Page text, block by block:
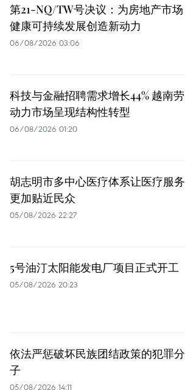
第21-NQ/TW号决议：为房地产市场
健康可持续发展创造新动力
06/08/2026 03:06
科技与金融招聘需求增长44% 越南劳
动力市场呈现结构性转型
06/08/2026 01:20
胡志明市多中心医疗体系让医疗服务
更加贴近民众
05/08/2026 22:27
5号油汀太阳能发电厂项目正式开工
05/08/2026 20:23
依法严惩破坏民族团结政策的犯罪分
子
05/08/2026 14:11